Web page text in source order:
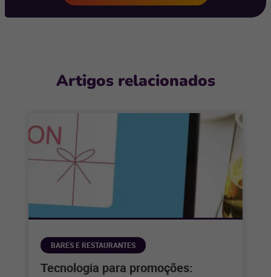
Artigos relacionados
BARES E RESTAURANTES
Tecnologia para promoções: